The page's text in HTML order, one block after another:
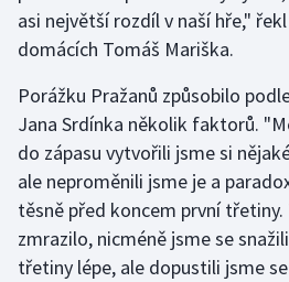
Lezení
Lyže a snowboard
Moderní pětiboj
Motorsport
Olympijské hry
asi největší rozdíl v naší hře,"
domácích Tomáš Mariška.
Porážku Pražanů způsobilo
Jana Srdínka několik faktorů.
do zápasu vytvořili jsme si
ale neproměnili jsme je a
těsně před koncem první
zmrazilo, nicméně jsme se
třetiny lépe, ale dopustili jsme